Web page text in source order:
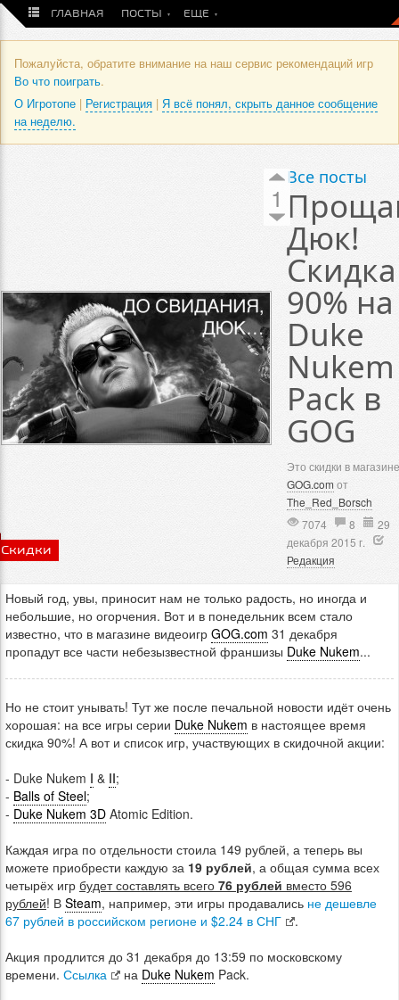
ГЛАВНАЯ ПОСТЫ ЕЩЕ
Пожалуйста, обратите внимание на наш сервис рекомендаций игр
Во что поиграть.
О Игротопе | Регистрация | Я всё понял, скрыть данное сообщение
на неделю.
1
Скидки
Все посты
Дюк!
Скидка
90% на
Duke
Nukem
Pack в
GOG
Это скидки в магазине
GOG.comот
The_Red_Borsch
7074
8
29
декабря 2015 г.
Редакция
Новый год, увы, приносит нам не только радость, но иногда и
небольшие, но огорчения. Вот и в понедельник всем стало
известно, что в магазине видеоигр GOG.com 31 декабря
пропадут все части небезызвестной франшизы Duke Nukem...
Но не стоит унывать! Тут же после печальной новости идёт очень
хорошая: на все игры серии Duke Nukem в настоящее время
скидка 90%! А вот и список игр, участвующих в скидочной акции:
- Duke Nukem I & II;
- Balls of Steel;
- Duke Nukem 3D Atomic Edition.
Каждая игра по отдельности стоила 149 рублей, а теперь вы
можете приобрести каждую за 19 рублей, а общая сумма всех
четырёх игр будет составлять всего 76 рублей вместо 596
рублей! В Steam, например, эти игры продавались не дешевле
67 рублей в российском регионе и $2.24 в СНГ
.
Акция продлится до 31 декабря до 13:59 по московскому
времени. Ссылка на Duke Nukem Pack.